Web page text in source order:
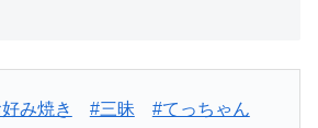
み焼き #三昧
#てっちゃん